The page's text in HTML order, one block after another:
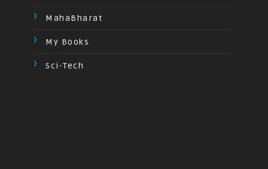
MahaBharat
My Books
Sci-Tech